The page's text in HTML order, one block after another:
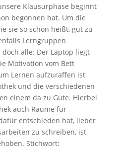
Klausurphase beginnt
begonnen hat. Um die
sie so schön heißt, gut zu
Lerngruppen
alle: Der Laptop liegt
Motivation vom Bett
Lernen aufzuraffen ist
und die verschiedenen
einem da zu Gute. Hierbei
auch Räume für
entschieden hat, lieber
zu schreiben, ist
Stichwort: